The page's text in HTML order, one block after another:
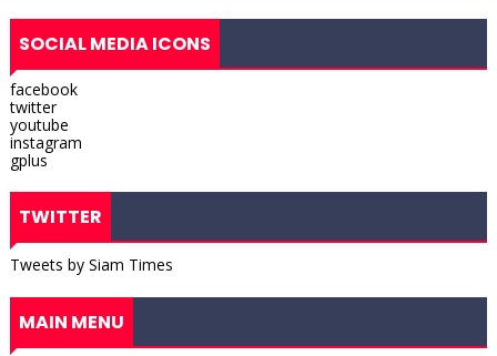
SOCIAL MEDIA ICONS
facebook
twitter
youtube
instagram
gplus
TWITTER
Tweets by Siam Times
MAIN MENU